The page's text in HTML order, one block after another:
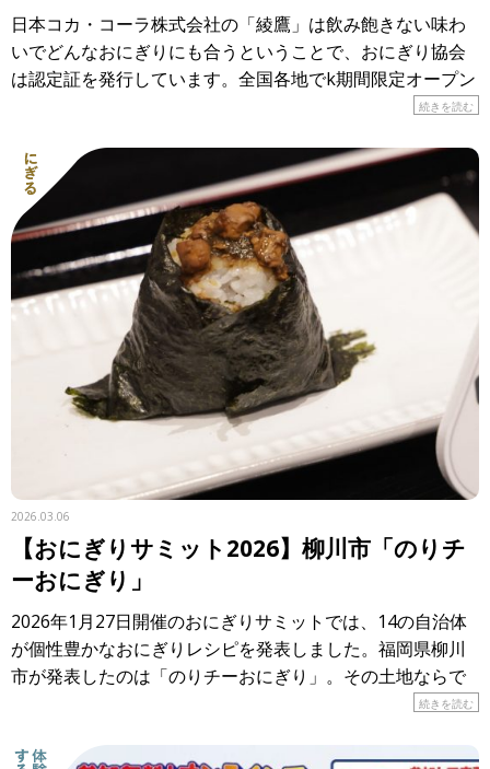
日本コカ・コーラ株式会社の「綾鷹」は飲み飽きない味わ
いでどんなおにぎりにも合うということで、おにぎり協会
は認定証を発行しています。全国各地でk期間限定オープン
しているのが「おにぎり食堂 綾鷹屋」。各地のおにぎり専
続きを読む
2026.03.06
【おにぎりサミット2026】柳川市「のりチ
ーおにぎり」
2026年1月27日開催のおにぎりサミットでは、14の自治体
が個性豊かなおにぎりレシピを発表しました。福岡県柳川
市が発表したのは「のりチーおにぎり」。その土地ならで
はの食材や工夫に注目しながら、レシピを紹介します。 &n
続きを読む